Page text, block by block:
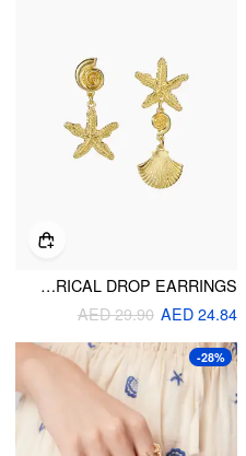
STARFISH & SHELL & CONCH ASYMMETRICAL DROP EARRINGS
AED 24.84
AED 29.90
-28%